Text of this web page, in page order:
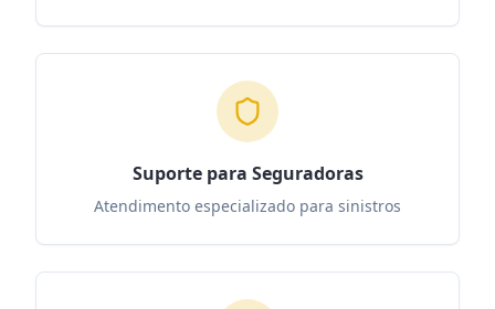
Suporte para Seguradoras
Atendimento especializado para sinistros